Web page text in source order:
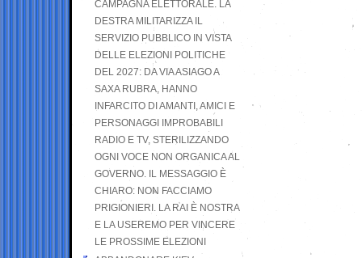
CAMPAGNA ELETTORALE. LA
DESTRA MILITARIZZA IL
SERVIZIO PUBBLICO IN VISTA
DELLE ELEZIONI POLITICHE
DEL 2027: DA VIA ASIAGO A
SAXA RUBRA, HANNO
INFARCITO DI AMANTI, AMICI E
PERSONAGGI IMPROBABILI
RADIO E TV, STERILIZZANDO
OGNI VOCE NON ORGANICA AL
GOVERNO. IL MESSAGGIO È
CHIARO: NON FACCIAMO
PRIGIONIERI. LA RAI È NOSTRA
E LA USEREMO PER VINCERE
LE PROSSIME ELEZIONI